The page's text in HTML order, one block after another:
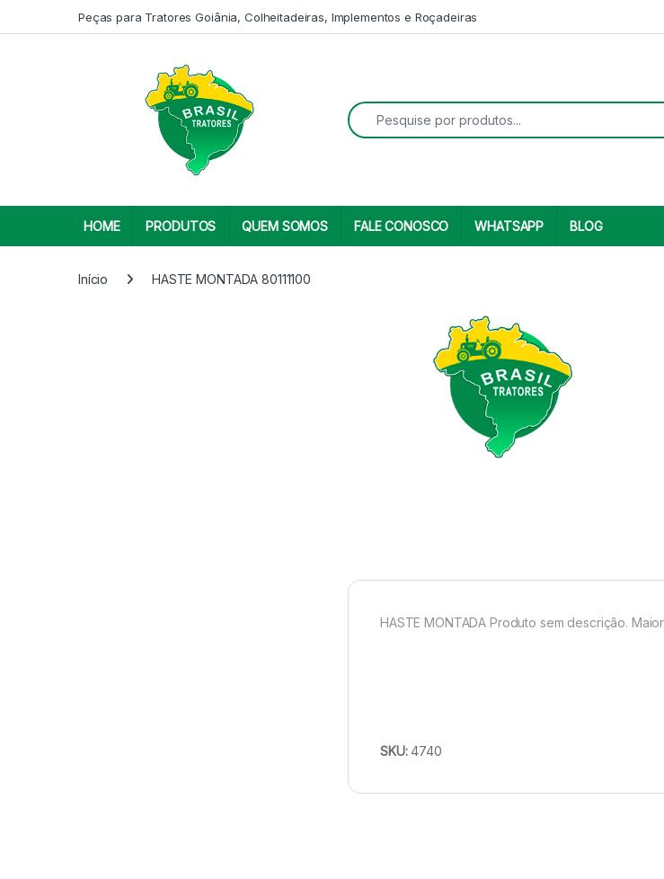
Peças para Tratores Goiânia, Colheitadeiras, Implementos e Roçadeiras
Search for:
HOME PRODUTOS QUEM SOMOS FALE CONOSCO WHATSAPP BLOG
Início HASTE MONTADA 80111100
HASTE MONTADA Produto sem descrição.
SKU:4740